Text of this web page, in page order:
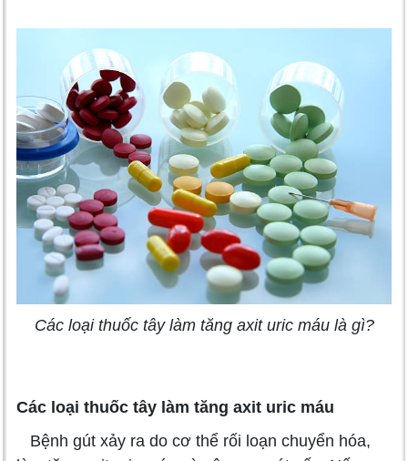
Các loại thuốc tây làm tăng axit uric máu là gì?
Các loại thuốc tây làm tăng axit uric máu
Bệnh gút xảy ra do cơ thể rối loạn chuyển hóa,